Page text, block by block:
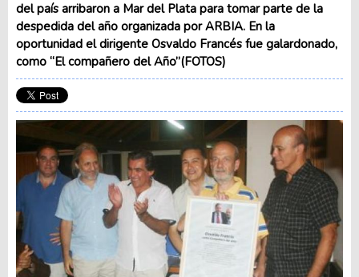
del país arribaron a Mar del Plata para tomar parte de la
despedida del año organizada por ARBIA. En la
oportunidad el dirigente Osvaldo Francés fue galardonado,
como “El compañero del Año”(FOTOS)